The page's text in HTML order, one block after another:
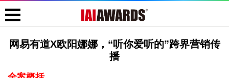
网易有道X欧阳娜娜，“听你爱听的”跨界营销传
播